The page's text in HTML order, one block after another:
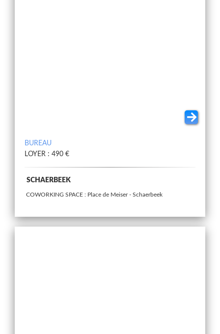
BUREAU
LOYER : 490 €
SCHAERBEEK
COWORKING SPACE : Place de Meiser - Schaerbeek